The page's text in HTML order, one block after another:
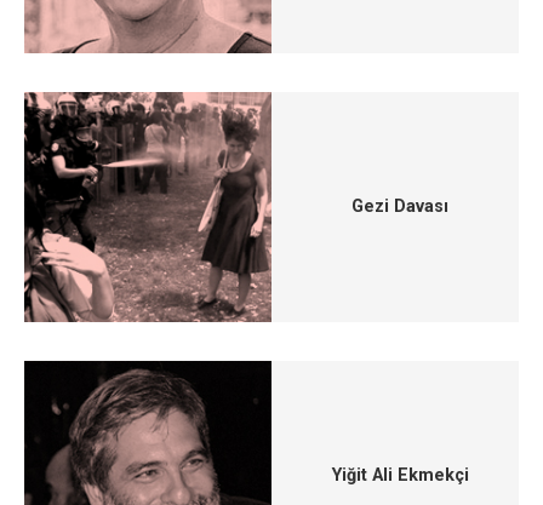
Gezi Davası
Yiğit Ali Ekmekçi